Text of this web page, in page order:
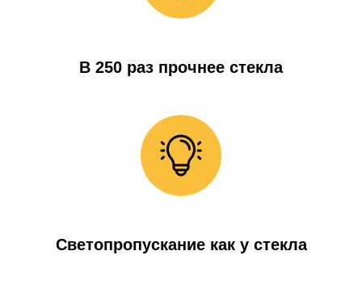
В 250 раз прочнее стекла
Светопропускание как у стекла